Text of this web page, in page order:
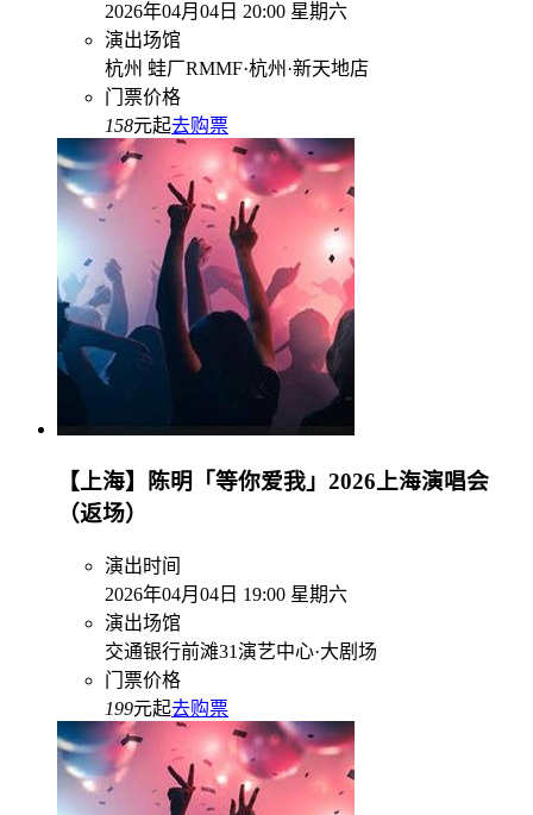
2026年04月04日 20:00 星期六
演出场馆
杭州 蛙厂RMMF·杭州·新天地店
门票价格
158元起去购票
【上海】陈明「等你爱我」2026上海演唱会
（返场）
演出时间
2026年04月04日 19:00 星期六
演出场馆
交通银行前滩31演艺中心·大剧场
门票价格
199元起去购票